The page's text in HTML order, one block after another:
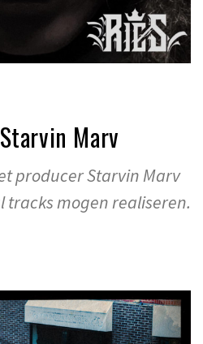
Marv
producer Starvin Marv
tracks mogen realiseren.